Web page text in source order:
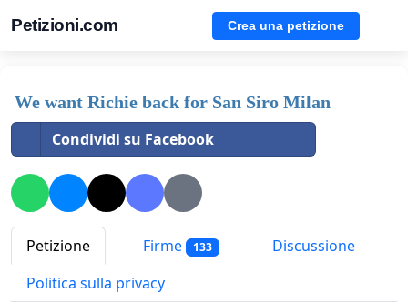
Petizioni.com Crea una petizione
We want Richie back for San Siro Milan
Condividi su Facebook
Petizione Firme 133
Discussione
Politica sulla privacy